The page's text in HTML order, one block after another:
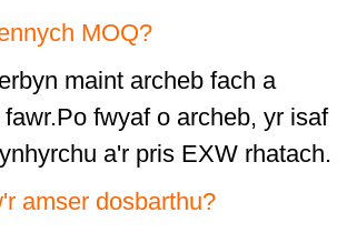
MOQ?
maint archeb fach a
fwyaf o archeb, yr isaf
a'r pris EXW rhatach.
amser dosbarthu?